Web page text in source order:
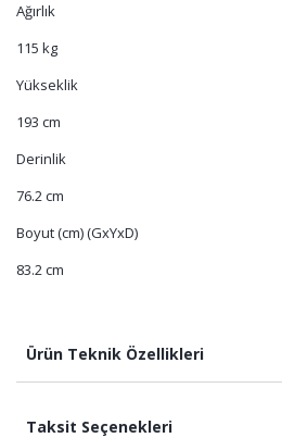
Ağırlık
115 kg
Yükseklik
193 cm
Derinlik
76.2 cm
Boyut (cm) (GxYxD)
83.2 cm
Ürün Teknik Özellikleri
Taksit Seçenekleri